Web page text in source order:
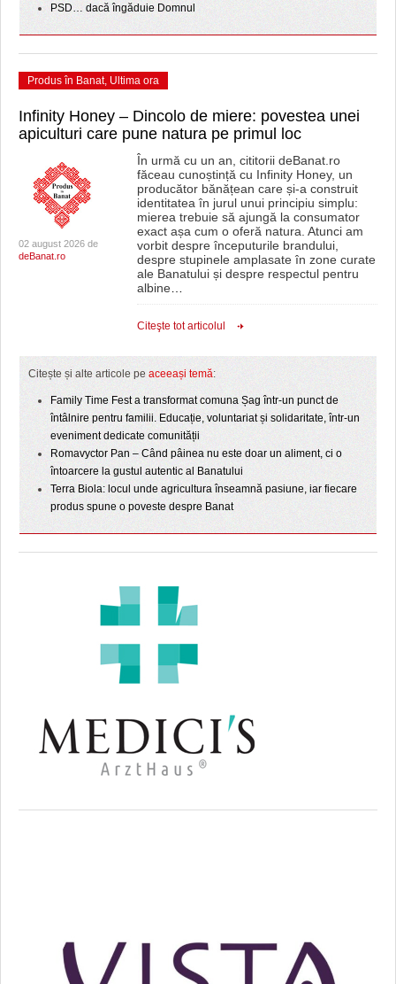
PSD… dacă îngăduie Domnul
Produs în Banat, Ultima ora
Infinity Honey – Dincolo de miere: povestea unei
apiculturi care pune natura pe primul loc
02 august 2026 de
deBanat.ro
În urmă cu un an, cititorii deBanat.ro
făceau cunoștință cu Infinity Honey, un
producător bănățean care și-a construit
identitatea în jurul unui principiu simplu:
mierea trebuie să ajungă la consumator
exact așa cum o oferă natura. Atunci am
vorbit despre începuturile brandului,
despre stupinele amplasate în zone curate
ale Banatului și despre respectul pentru
albine…
Citeşte tot articolul
Citește și alte articole pe aceeași temă:
Family Time Fest a transformat comuna Șag într-un punct de
întâlnire pentru familii. Educație, voluntariat și solidaritate, într-un
eveniment dedicate comunității
Romavyctor Pan – Când pâinea nu este doar un aliment, ci o
întoarcere la gustul autentic al Banatului
Terra Biola: locul unde agricultura înseamnă pasiune, iar fiecare
produs spune o poveste despre Banat